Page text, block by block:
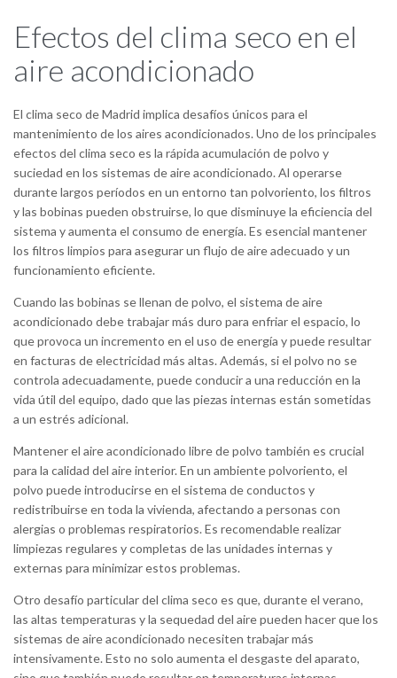
Efectos del clima seco en el
aire acondicionado
El clima seco de Madrid implica desafíos únicos para el
mantenimiento de los aires acondicionados. Uno de los principales
efectos del clima seco es la rápida acumulación de polvo y
suciedad en los sistemas de aire acondicionado. Al operarse
durante largos períodos en un entorno tan polvoriento, los filtros
y las bobinas pueden obstruirse, lo que disminuye la eficiencia del
sistema y aumenta el consumo de energía. Es esencial mantener
los filtros limpios para asegurar un flujo de aire adecuado y un
funcionamiento eficiente.
Cuando las bobinas se llenan de polvo, el sistema de aire
acondicionado debe trabajar más duro para enfriar el espacio, lo
que provoca un incremento en el uso de energía y puede resultar
en facturas de electricidad más altas. Además, si el polvo no se
controla adecuadamente, puede conducir a una reducción en la
vida útil del equipo, dado que las piezas internas están sometidas
a un estrés adicional.
Mantener el aire acondicionado libre de polvo también es crucial
para la calidad del aire interior. En un ambiente polvoriento, el
polvo puede introducirse en el sistema de conductos y
redistribuirse en toda la vivienda, afectando a personas con
alergias o problemas respiratorios. Es recomendable realizar
limpiezas regulares y completas de las unidades internas y
externas para minimizar estos problemas.
Otro desafío particular del clima seco es que, durante el verano,
las altas temperaturas y la sequedad del aire pueden hacer que los
sistemas de aire acondicionado necesiten trabajar más
intensivamente. Esto no solo aumenta el desgaste del aparato,